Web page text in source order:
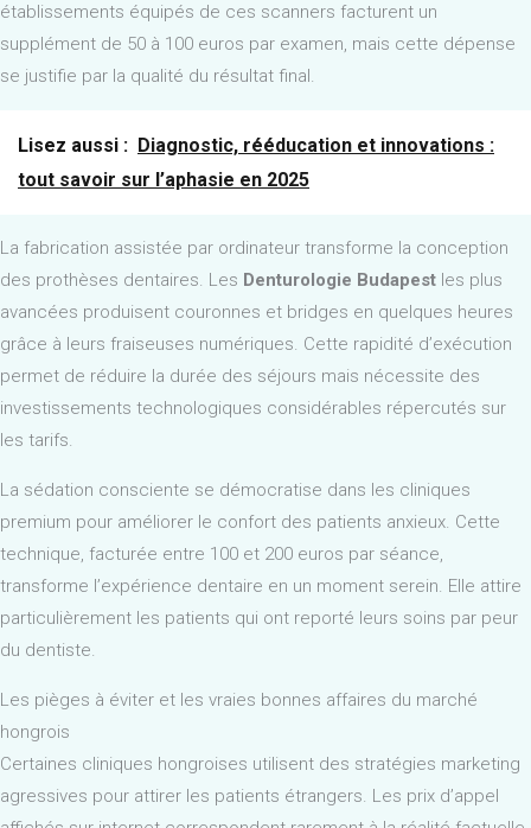
établissements équipés de ces scanners facturent un
supplément de 50 à 100 euros par examen, mais cette dépense
se justifie par la qualité du résultat final.
Lisez aussi : Diagnostic, rééducation et innovations :
tout savoir sur l’aphasie en 2025
La fabrication assistée par ordinateur transforme la conception
des prothèses dentaires. Les Denturologie Budapest les plus
avancées produisent couronnes et bridges en quelques heures
grâce à leurs fraiseuses numériques. Cette rapidité d’exécution
permet de réduire la durée des séjours mais nécessite des
investissements technologiques considérables répercutés sur
les tarifs.
La sédation consciente se démocratise dans les cliniques
premium pour améliorer le confort des patients anxieux. Cette
technique, facturée entre 100 et 200 euros par séance,
transforme l’expérience dentaire en un moment serein. Elle attire
particulièrement les patients qui ont reporté leurs soins par peur
du dentiste.
Les pièges à éviter et les vraies bonnes affaires du marché
hongrois
Certaines cliniques hongroises utilisent des stratégies marketing
agressives pour attirer les patients étrangers. Les prix d’appel